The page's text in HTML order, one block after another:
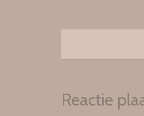
Reactie